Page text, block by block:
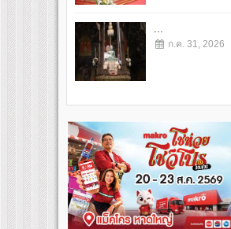
...
ก.ค. 31, 2026